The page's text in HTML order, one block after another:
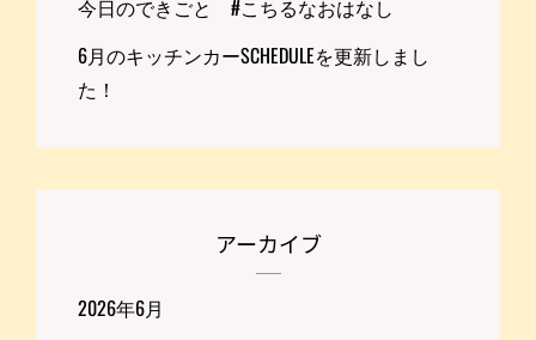
今日のできごと #こちるなおはなし
6月のキッチンカーSCHEDULEを更新しまし
た！
アーカイブ
2026年6月